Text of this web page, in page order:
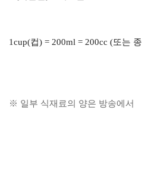
1cup(컵) = 200ml = 200cc (또는
※ 일부 식재료의 양은 방송에서